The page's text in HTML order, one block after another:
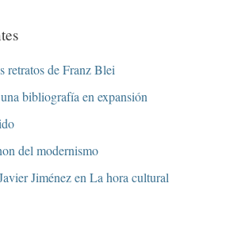
retratos de Franz Blei
bibliografía en expansión
del modernismo
Jiménez en La hora cultural